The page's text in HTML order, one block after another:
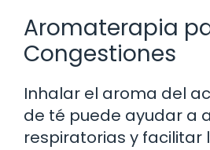
Aromaterapia
Congestiones
Inhalar el aroma del
de té puede ayudar a
respiratorias y facilitar